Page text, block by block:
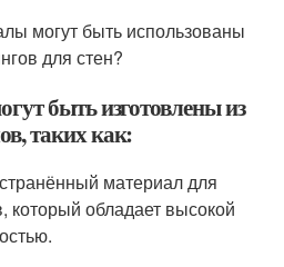
могут быть использованы
для стен?
быть изготовлены из
таких как:
материал для
который обладает высокой